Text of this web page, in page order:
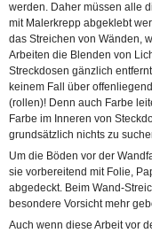
werden. Daher müssen alle
mit Malerkrepp abgeklebt
das Streichen von Wänden,
Arbeiten die Blenden von
Streckdosen gänzlich
keinem Fall über
(rollen)! Denn auch Farbe
Farbe im Inneren von
grundsätzlich nichts zu
Um die Böden vor der
sie vorbereitend mit Folie,
abgedeckt. Beim Wand-
besondere Vorsicht mehr
Auch wenn diese Arbeit vor